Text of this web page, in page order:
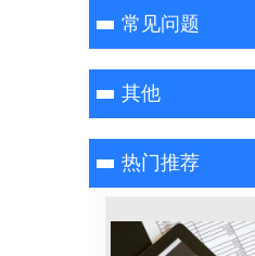
常见问题
其他
热门推荐